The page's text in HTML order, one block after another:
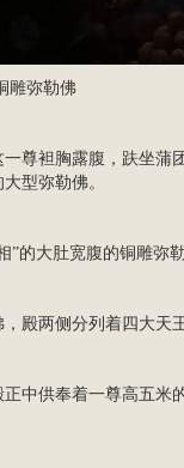
雕弥勒佛
尊袒胸露腹，趺坐蒲
型弥勒佛。
的大肚宽腹的铜雕弥勒
殿两侧分列着四大天
中供奉着一尊高五米